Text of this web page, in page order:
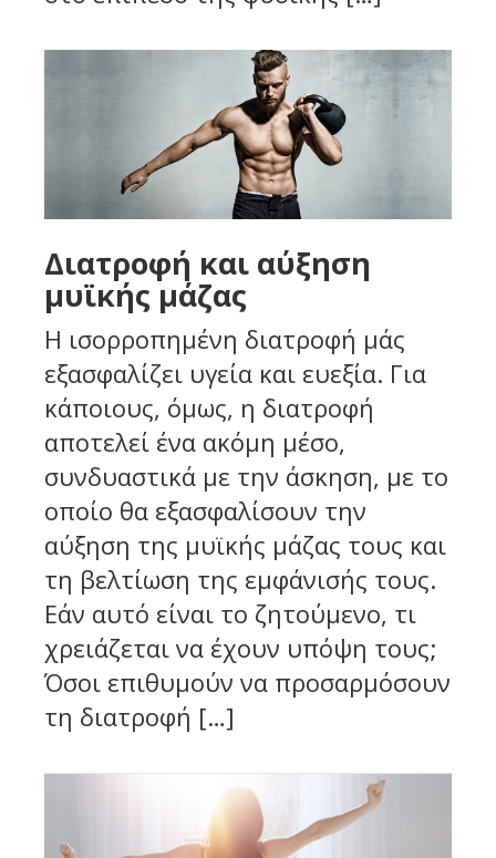
Διατροφή και αύξηση
μυϊκής μάζας
Η ισορροπημένη διατροφή μάς
εξασφαλίζει υγεία και ευεξία. Για
κάποιους, όμως, η διατροφή
αποτελεί ένα ακόμη μέσο,
συνδυαστικά με την άσκηση, με το
οποίο θα εξασφαλίσουν την
αύξηση της μυϊκής μάζας τους και
τη βελτίωση της εμφάνισής τους.
Εάν αυτό είναι το ζητούμενο, τι
χρειάζεται να έχουν υπόψη τους;
Όσοι επιθυμούν να προσαρμόσουν
τη διατροφή […]